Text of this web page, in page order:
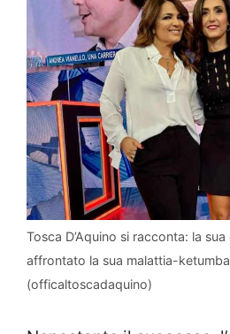
Tosca D’Aquino si racconta: la
affrontato la sua malattia-
(officaltoscadaquino)